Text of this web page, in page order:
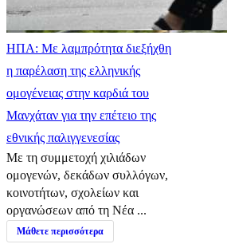
ΗΠΑ: Με λαμπρότητα διεξήχθη
η παρέλαση της ελληνικής
ομογένειας στην καρδιά του
Μανχάταν για την επέτειο της
εθνικής παλιγγενεσίας
Με τη συμμετοχή χιλιάδων
ομογενών, δεκάδων συλλόγων,
κοινοτήτων, σχολείων και
οργανώσεων από τη Νέα ...
Μάθετε περισσότερα